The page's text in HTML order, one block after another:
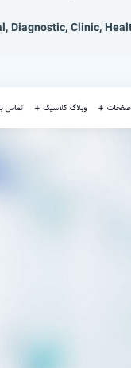
Diagnostic, Clinic,